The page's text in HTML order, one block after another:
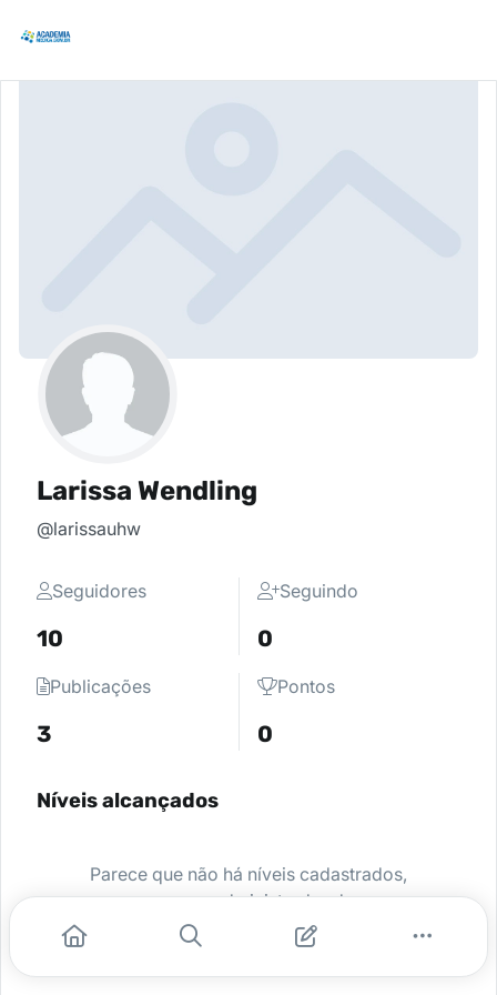
Larissa Wendling
@larissauhw
Seguidores
10
Seguindo
0
Publicações
3
Pontos
0
Níveis alcançados
Parece que não há níveis cadastrados,
peça para o administrador da sua
comunidade ativar e comece a se